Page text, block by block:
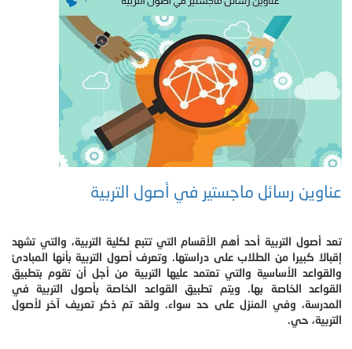
عناوين رسائل ماجستير في أصول التربية
تعد أصول التربية أحد أهم الأقسام التي تتبع لكلية التربية، والتي تشهد
إقبالا كبيرا من الطلاب على دراستها. وتعرف أصول التربية بأنها المبادئ
والقواعد الأساسية والتي تعتمد عليها التربية من أجل أن تقوم بتطبيق
القواعد الخاصة بها. ويتم تطبيق القواعد الخاصة بأصول التربية في
المدرسة، وفي المنزل على حد سواء. ولقد تم ذكر تعريف آخر لأصول
التربية، حي.